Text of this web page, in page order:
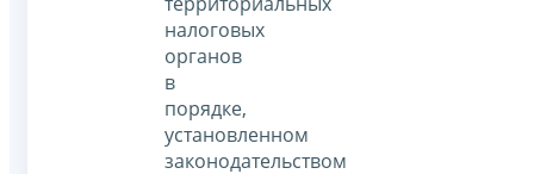
налоговых
органов
в
порядке,
установленном
законодательством